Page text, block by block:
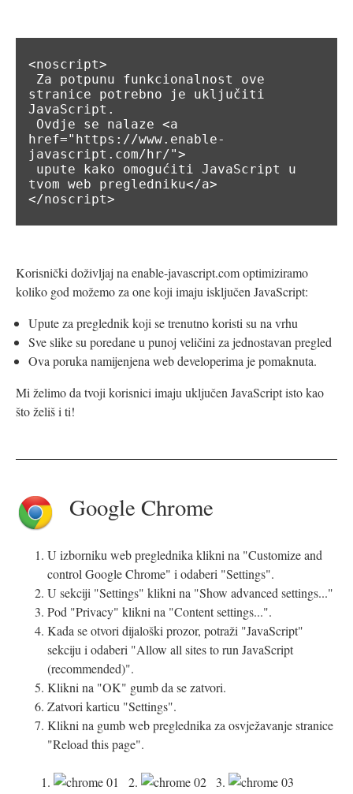
<noscript>
stranice potrebno je uključiti
JavaScript.
href="https://www.enable-
javascript.com/hr/">
tvom web pregledniku</a>
</noscript>
Korisnički doživljaj na enable-javascript.com optimiziramo
koliko god možemo za one koji imaju isključen JavaScript:
Upute za preglednik koji se trenutno koristi su na vrhu
Sve slike su poredane u punoj veličini za jednostavan pregled
Ova poruka namijenjena web developerima je pomaknuta.
Mi želimo da tvoji korisnici imaju uključen JavaScript isto kao
što želiš i ti!
Google Chrome
U izborniku web preglednika klikni na "Customize and
control Google Chrome" i odaberi "Settings".
U sekciji "Settings" klikni na "Show advanced settings..."
Pod "Privacy" klikni na "Content settings...".
Kada se otvori dijaloški prozor, potraži "JavaScript"
sekciju i odaberi "Allow all sites to run JavaScript
(recommended)".
Klikni na "OK" gumb da se zatvori.
Zatvori karticu "Settings".
Klikni na gumb web preglednika za osvježavanje stranice
"Reload this page".
1. 2. 3.